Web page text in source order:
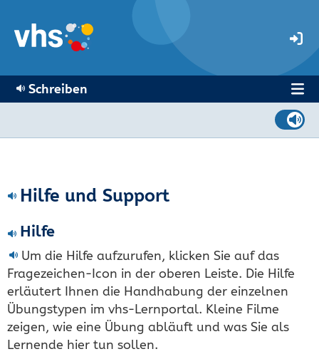
Schreiben
Hilfe und Support
Hilfe
Um die Hilfe aufzurufen, klicken Sie auf das
Fragezeichen-Icon in der oberen Leiste. Die Hilfe
erläutert Ihnen die Handhabung der einzelnen
Übungstypen im vhs-Lernportal. Kleine Filme
zeigen, wie eine Übung abläuft und was Sie als
Lernende hier tun sollen.